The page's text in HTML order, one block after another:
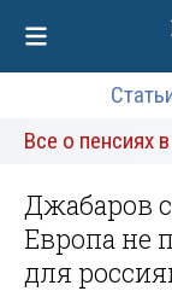
Все о пенсиях
Джабаров
Европа не
для